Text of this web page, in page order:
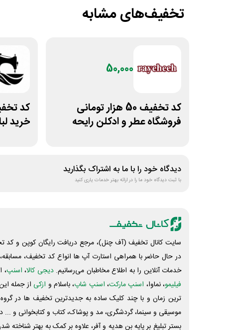
تخفیف‌های مشابه
50,000
کد تخفیف 50 هزار تومانی
فروشگاه عطر و ادکلن رایحه
خرید
دیدگاه خود را با ما به اشتراک بگذارید
با ثبت دیدگاه خود ما را در ارائه بهتر خدمات یاری کنید
سایت کانال تخفیف (آف چنل)، مرجع دریافت رایگان کوپن و کد
در حال حاضر با همراهی استارت آپ ها انواع کد تخفیف،
خدمات آنلاین را به اطلاع مخاطبان می‌رسانیم. دیجی کالا، اسنپ،
فیلیمو، نماوا، اسنپ مارکت، اسنپ شاپ، باسلام و ازکی از جمله
ترین زمان و با چند کلیک ساده به جدیدترین تخفیف ها در گروه
موسیقی و سینما، گردشگری، مد و پوشاک، کتاب و کتابخوانی و ...
بستر تبلیغ بر پایه بن هدیه و آفر، علاوه بر کمک به بهتر